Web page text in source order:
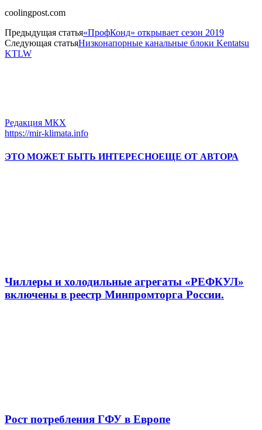
coolingpost.com
Предыдущая статья«ПрофКонд» открывает сезон 2019
Следующая статьяНизконапорные канальные блоки Kentatsu
KTLW
Редакция МКХ
https://mir-klimata.info
ЭТО МОЖЕТ БЫТЬ ИНТЕРЕСНОЕЩЕ ОТ АВТОРА
Чиллеры и холодильные агрегаты «РЕФКУЛ»
включены в реестр Минпромторга России.
Рост потребления ГФУ в Европе